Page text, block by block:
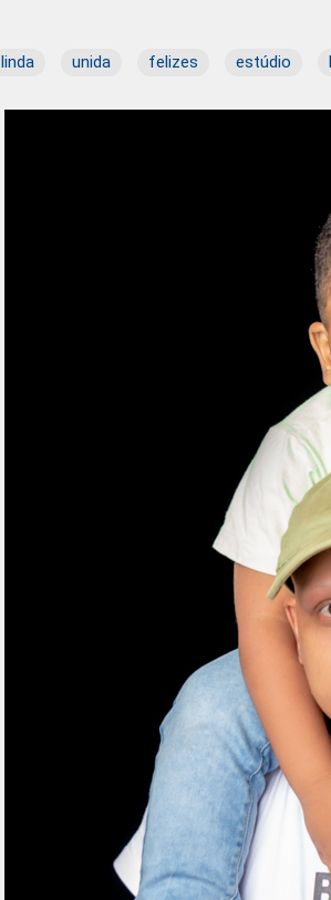
linda unida felizes estúdio